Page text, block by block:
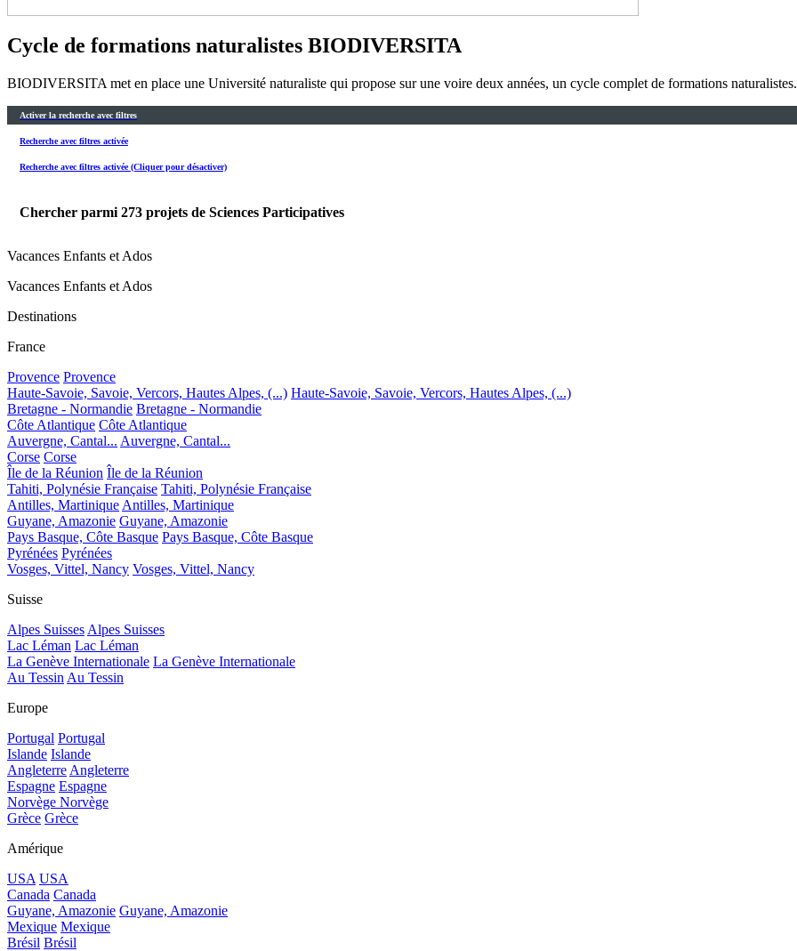
Cycle de formations naturalistes BIODIVERSITA
BIODIVERSITA met en place une Université naturaliste qui propose sur une voire deux années, un cycle complet de formations naturalistes.
Activer la recherche avec filtres
Recherche avec filtres activée
Recherche avec filtres activée (Cliquer pour désactiver)
Chercher parmi 273 projets de Sciences Participatives
Vacances Enfants et Ados
Vacances Enfants et Ados
Destinations
France
Provence Provence
Haute-Savoie, Savoie, Vercors, Hautes Alpes, (...) Haute-Savoie, Savoie, Vercors, Hautes Alpes, (...)
Bretagne - Normandie Bretagne - Normandie
Côte Atlantique Côte Atlantique
Auvergne, Cantal... Auvergne, Cantal...
Corse Corse
Île de la Réunion Île de la Réunion
Tahiti, Polynésie Française Tahiti, Polynésie Française
Antilles, Martinique Antilles, Martinique
Guyane, Amazonie Guyane, Amazonie
Pays Basque, Côte Basque Pays Basque, Côte Basque
Pyrénées Pyrénées
Vosges, Vittel, Nancy Vosges, Vittel, Nancy
Suisse
Alpes Suisses Alpes Suisses
Lac Léman Lac Léman
La Genève Internationale La Genève Internationale
Au Tessin Au Tessin
Europe
Portugal Portugal
Islande Islande
Angleterre Angleterre
Espagne Espagne
Norvège Norvège
Grèce Grèce
Amérique
USA USA
Canada Canada
Guyane, Amazonie Guyane, Amazonie
Mexique Mexique
Brésil Brésil